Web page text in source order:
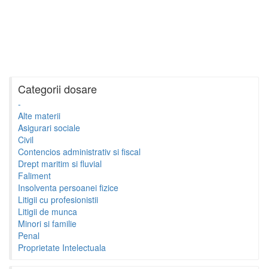
Categorii dosare
-
Alte materii
Asigurari sociale
Civil
Contencios administrativ si fiscal
Drept maritim si fluvial
Faliment
Insolventa persoanei fizice
Litigii cu profesionistii
Litigii de munca
Minori si familie
Penal
Proprietate Intelectuala